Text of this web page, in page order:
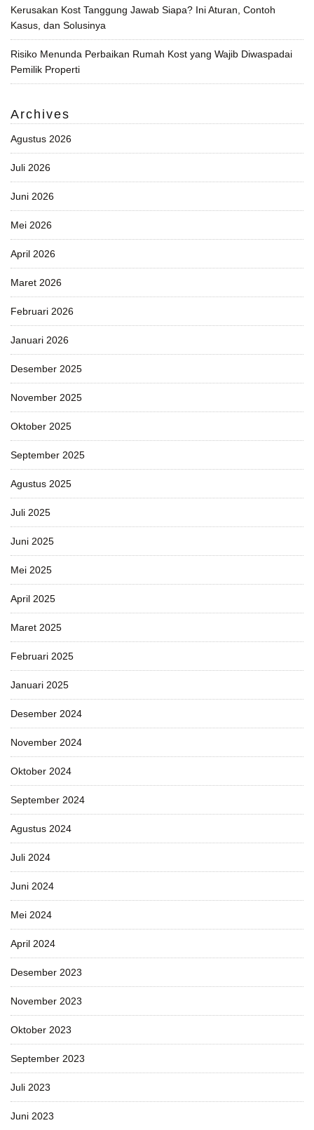
Kerusakan Kost Tanggung Jawab Siapa? Ini Aturan, Contoh
Kasus, dan Solusinya
Risiko Menunda Perbaikan Rumah Kost yang Wajib Diwaspadai
Pemilik Properti
Archives
Agustus 2026
Juli 2026
Juni 2026
Mei 2026
April 2026
Maret 2026
Februari 2026
Januari 2026
Desember 2025
November 2025
Oktober 2025
September 2025
Agustus 2025
Juli 2025
Juni 2025
Mei 2025
April 2025
Maret 2025
Februari 2025
Januari 2025
Desember 2024
November 2024
Oktober 2024
September 2024
Agustus 2024
Juli 2024
Juni 2024
Mei 2024
April 2024
Desember 2023
November 2023
Oktober 2023
September 2023
Juli 2023
Juni 2023